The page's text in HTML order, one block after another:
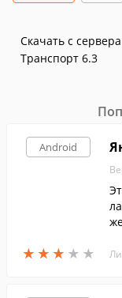
Скачать с
Транспорт 6.3
Android
★ ★ ★ ★ ★
★ ★ ★ ★ ★